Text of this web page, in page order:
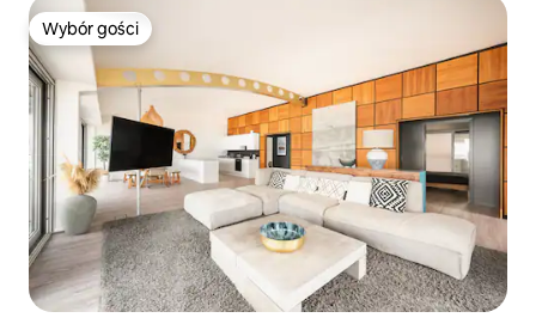
Wybór gości
Wybór gości